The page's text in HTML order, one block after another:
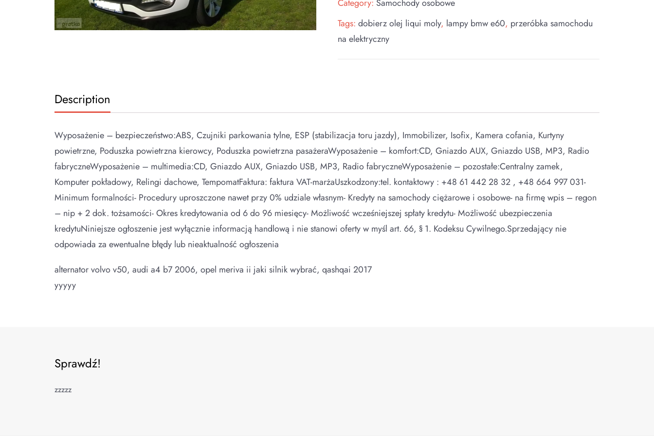
Category: Samochody osobowe
Tags:dobierz olej liqui moly, lampy bmw e60, przeróbka samochodu
na elektryczny
Description
Wyposażenie – bezpieczeństwo:ABS, Czujniki parkowania tylne, ESP (stabilizacja toru jazdy), Immobilizer, Isofix, Kamera cofania, Kurtyny
powietrzne, Poduszka powietrzna kierowcy, Poduszka powietrzna pasażeraWyposażenie – komfort:CD, Gniazdo AUX, Gniazdo USB, MP3, Radio
fabryczneWyposażenie – multimedia:CD, Gniazdo AUX, Gniazdo USB, MP3, Radio fabryczneWyposażenie – pozostałe:Centralny zamek,
Komputer pokładowy, Relingi dachowe, TempomatFaktura: faktura VAT-marżaUszkodzony:tel. kontaktowy : +48 61 442 28 32 , +48 664 997 031-
Minimum formalności- Procedury uproszczone nawet przy 0% udziale własnym- Kredyty na samochody ciężarowe i osobowe- na firmę wpis – regon
– nip + 2 dok. tożsamości- Okres kredytowania od 6 do 96 miesięcy- Możliwość wcześniejszej spłaty kredytu- Możliwość ubezpieczenia
kredytuNiniejsze ogłoszenie jest wyłącznie informacją handlową i nie stanowi oferty w myśl art. 66, § 1. Kodeksu Cywilnego.Sprzedający nie
odpowiada za ewentualne błędy lub nieaktualność ogłoszenia
alternator volvo v50, audi a4 b7 2006, opel meriva ii jaki silnik wybrać, qashqai 2017
yyyyy
Sprawdź!
zzzzz